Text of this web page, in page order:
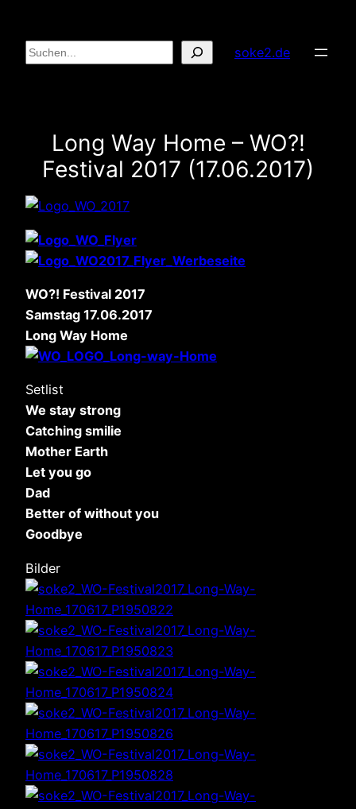
Inhalt
springen
Suchen soke2.de
Long Way Home – WO?!
Festival 2017 (17.06.2017)
WO?! Festival 2017
Samstag 17.06.2017
Long Way Home
Setlist
We stay strong
Catching smilie
Mother Earth
Let you go
Dad
Better of without you
Goodbye
Bilder